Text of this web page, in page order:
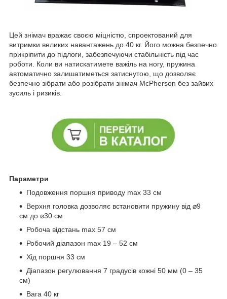
Цей знімач вражає своєю міцністю, спроектований для
витримки великих навантажень до 40 кг. Його можна безпечно
прикріпити до підлоги, забезпечуючи стабільність під час
роботи. Коли ви натискатимете важіль на ногу, пружина
автоматично залишатиметься затиснутою, що дозволяє
безпечно зібрати або розібрати знімач McPherson без зайвих
зусиль і ризиків.
Параметри
Подовження поршня приводу max 33 см
Верхня головка дозволяє встановити пружину від ⌀9
см до ⌀30 см
Робоча відстань max 57 см
Робочий діапазон max 19 – 52 см
Хід поршня 33 см
Діапазон регулювання 7 градусів кожні 50 мм (0 – 35
см)
Вага 40 кг